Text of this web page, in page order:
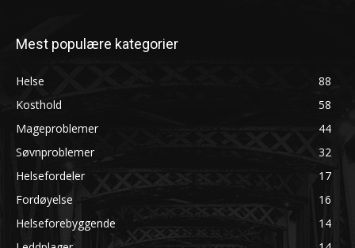
Mest populære kategorier
Helse
88
Kosthold
58
Mageproblemer
44
Søvnproblemer
32
Helsefordeler
17
Fordøyelse
16
Helseforebyggende
14